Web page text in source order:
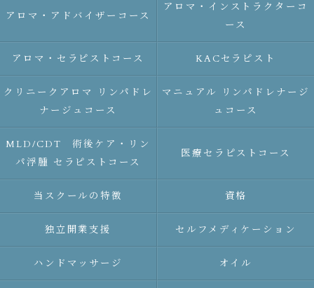
アロマ・アドバイザーコース
アロマ・インストラクターコ
ース
アロマ・セラピストコース KACセラピスト
クリニークアロマ リンパドレ
ナージュコース
マニュアル リンパドレナージ
ュコース
MLD/CDT 術後ケア・リン
パ浮腫 セラピストコース
医療セラピストコース
当スクールの特徴 資格
独立開業支援 セルフメディケーション
ハンドマッサージ オイル